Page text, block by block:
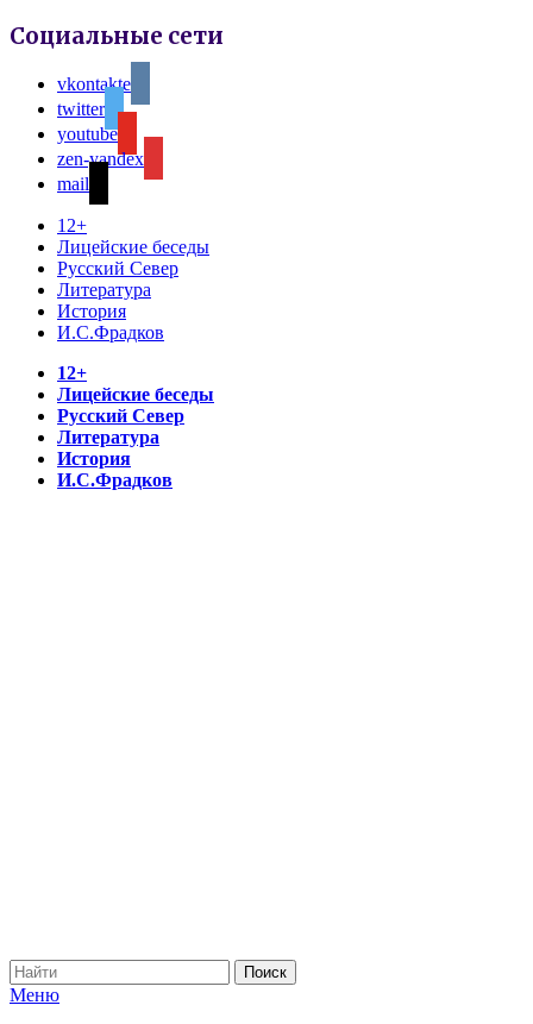
Социальные сети
vkontakte
twitter
youtube
zen-yandex
mail
12+
Лицейские беседы
Русский Север
Литература
История
И.С.Фрадков
12+
Лицейские беседы
Русский Север
Литература
История
И.С.Фрадков
Меню